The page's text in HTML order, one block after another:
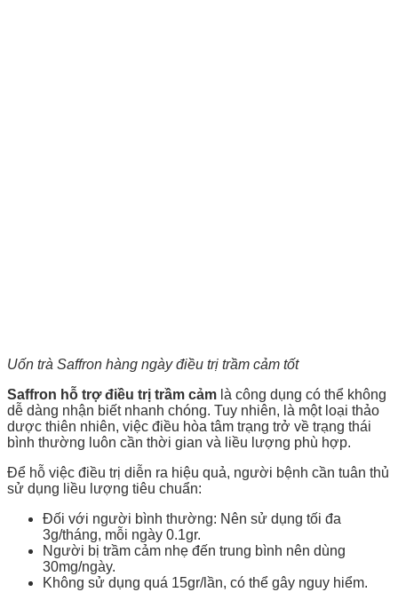
Uốn trà Saffron hàng ngày điều trị trầm cảm tốt
Saffron hỗ trợ điều trị trầm cảm là công dụng có thể không
dễ dàng nhận biết nhanh chóng. Tuy nhiên, là một loại thảo
dược thiên nhiên, việc điều hòa tâm trạng trở về trạng thái
bình thường luôn cần thời gian và liều lượng phù hợp.
Để hỗ việc điều trị diễn ra hiệu quả, người bệnh cần tuân thủ
sử dụng liều lượng tiêu chuẩn:
Đối với người bình thường: Nên sử dụng tối đa
3g/tháng, mỗi ngày 0.1gr.
Người bị trầm cảm nhẹ đến trung bình nên dùng
30mg/ngày.
Không sử dụng quá 15gr/lần, có thể gây nguy hiểm.